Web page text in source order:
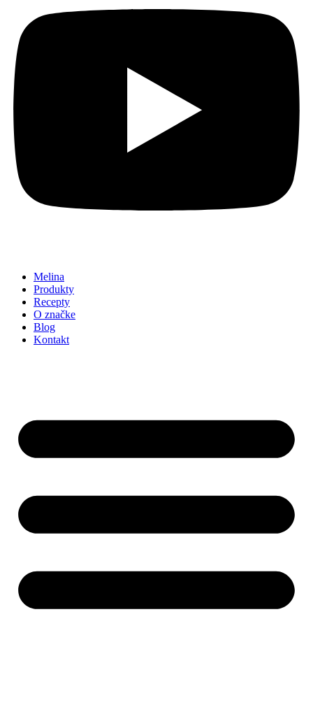
Melina
Produkty
Recepty
O značke
Blog
Kontakt